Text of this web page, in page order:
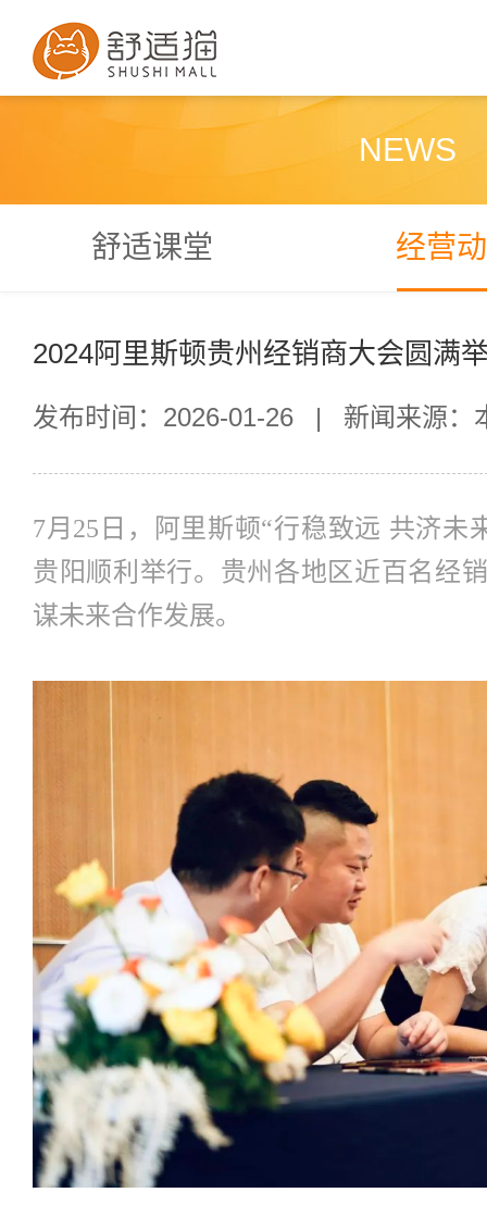
NEWS
舒适课堂 经营
2024阿里斯顿贵州经销商大会圆满
发布时间：2026-01-26 | 新闻来源：
7月25日，阿里斯顿“行稳致远 共济未
贵阳顺利举行。贵州各地区近百名经
谋未来合作发展。